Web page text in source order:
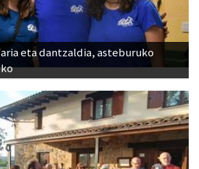
eta dantzaldia, asteburuko